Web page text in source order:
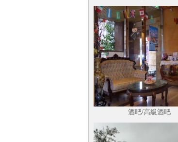
酒吧/高級酒吧